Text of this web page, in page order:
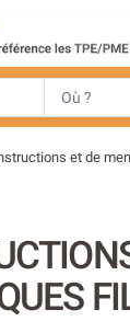
et de